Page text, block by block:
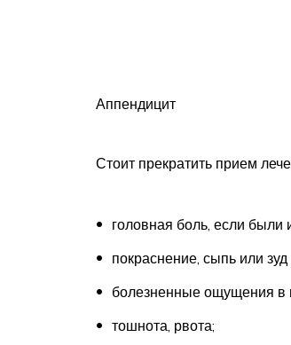
Аппендицит
Стоит прекратить прием
головная боль, если
покраснение, сыпь или
болезненные ощущения в
тошнота, рвота;